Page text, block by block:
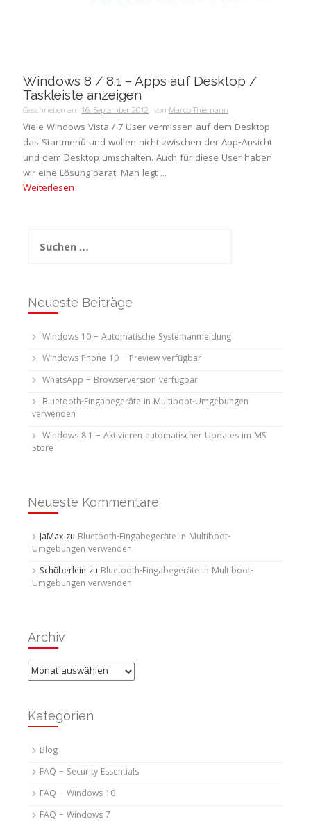
Windows 8 / 8.1 – Apps auf Desktop /
Taskleiste anzeigen
Geschrieben am 16. September 2012 von Marco Thiemann
Viele Windows Vista / 7 User vermissen auf dem Desktop
das Startmenü und wollen nicht zwischen der App-Ansicht
und dem Desktop umschalten. Auch für diese User haben
wir eine Lösung parat. Man legt ...
Weiterlesen
nach:
Neueste Beiträge
Windows 10 – Automatische Systemanmeldung
Windows Phone 10 – Preview verfügbar
WhatsApp – Browserversion verfügbar
Bluetooth-Eingabegeräte in Multiboot-Umgebungen
verwenden
Windows 8.1 – Aktivieren automatischer Updates im MS
Store
Neueste Kommentare
JaMax zu Bluetooth-Eingabegeräte in Multiboot-
Umgebungen verwenden
Schöberlein zu Bluetooth-Eingabegeräte in Multiboot-
Umgebungen verwenden
Archiv
Archiv
Kategorien
Blog
FAQ – Security Essentials
FAQ – Windows 10
FAQ – Windows 7